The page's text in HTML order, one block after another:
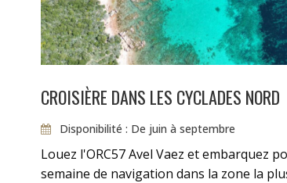
CROISIÈRE DANS LES CYCLADES NORD
Disponibilité : De juin à septembre
Louez l'ORC57 Avel Vaez et embarquez
semaine de navigation dans la zone la